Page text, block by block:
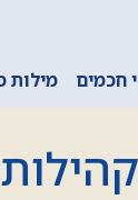
חכמים מילות